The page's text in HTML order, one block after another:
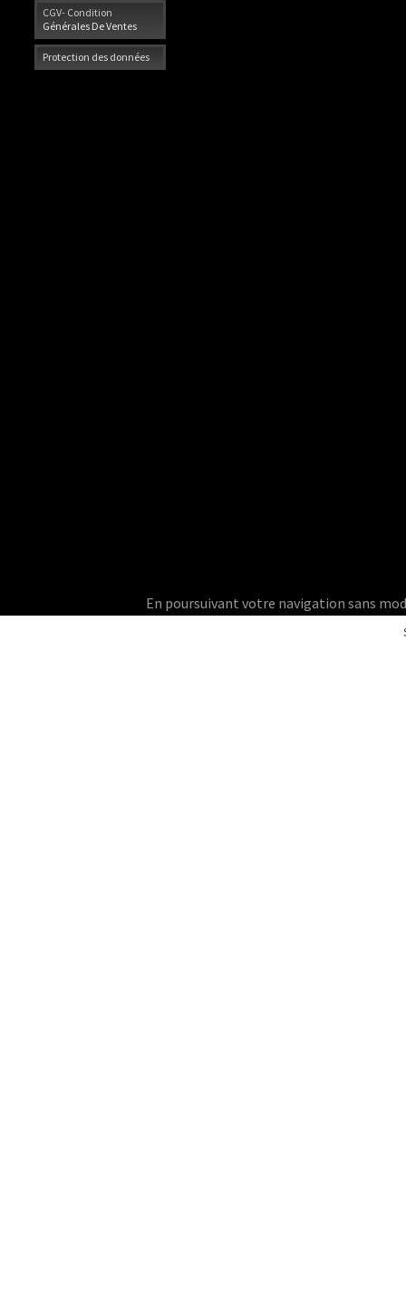
CGV- Condition
Générales De Ventes
Protection des données
En poursuivant votre navigation sans